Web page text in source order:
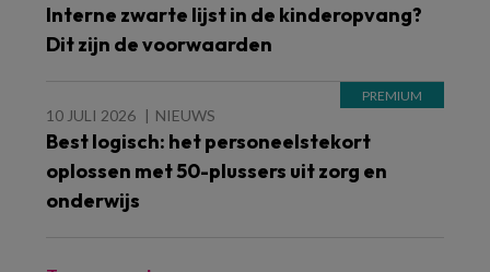
Interne zwarte lijst in de kinderopvang?
Dit zijn de voorwaarden
10 JULI 2026 NIEUWS
Best logisch: het personeelstekort
oplossen met 50-plussers uit zorg en
onderwijs